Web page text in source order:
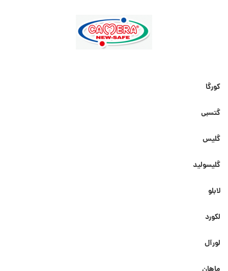
کورگا
گتسبی
گلیس
گلیسولید
لابلو
لکورد
لورآل